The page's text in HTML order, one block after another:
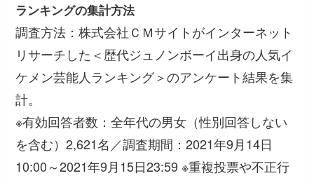
ランキングの集計方法
調査方法：株式会社ＣＭサイトがインターネット
リサーチした＜歴代ジュノンボーイ出身の人気イ
ケメン芸能人ランキング＞のアンケート結果を集
計。
※有効回答者数：全年代の男女（性別回答しない
を含む）2,621名／調査期間：2021年9月14日
10:00～2021年9月15日23:59 ※重複投票や不正行